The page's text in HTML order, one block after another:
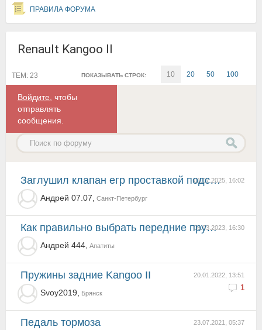
ПРАВИЛА ФОРУМА
Renault Kangoo II
ПОКАЗЫВАТЬ СТРОК: 10 20 50 100
ТЕМ: 23
Войдите , чтобы
отправлять
сообщения.
01.07.2025, 16:02
Заглушил клапан егр проставкой подскажите нужно ли перепрошивать?
Андрей 07.07, Санкт-Петербург
06.03.2023, 16:30
Как правильно выбрать передние пружины?
Андрей 444, Апатиты
20.01.2022, 13:51
1
Пружины задние Kangoo II
Svoy2019, Брянск
23.07.2021, 05:37
Педаль тормоза